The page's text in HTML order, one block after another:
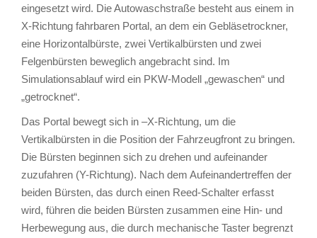
eingesetzt wird. Die Autowaschstraße besteht aus einem in
X-Richtung fahrbaren Portal, an dem ein Gebläsetrockner,
eine Horizontalbürste, zwei Vertikalbürsten und zwei
Felgenbürsten beweglich angebracht sind. Im
Simulationsablauf wird ein PKW-Modell „gewaschen“ und
„getrocknet“.
Das Portal bewegt sich in –X-Richtung, um die
Vertikalbürsten in die Position der Fahrzeugfront zu bringen.
Die Bürsten beginnen sich zu drehen und aufeinander
zuzufahren (Y-Richtung). Nach dem Aufeinandertreffen der
beiden Bürsten, das durch einen Reed-Schalter erfasst
wird, führen die beiden Bürsten zusammen eine Hin- und
Herbewegung aus, die durch mechanische Taster begrenzt